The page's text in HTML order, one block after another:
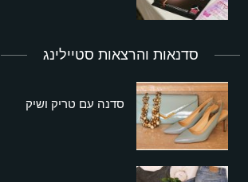
סדנאות והרצאות סטיילינג
סדנה עם טריק ושיק